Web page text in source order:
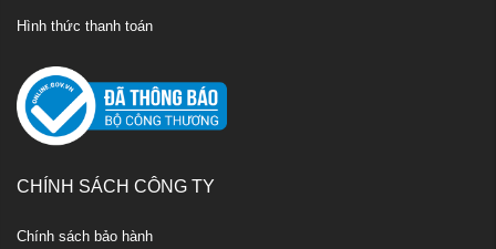
Hình thức thanh toán
CHÍNH SÁCH CÔNG TY
Chính sách bảo hành